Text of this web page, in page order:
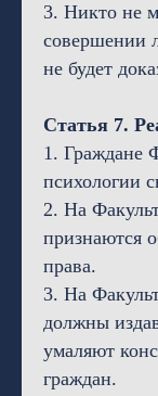
3. Никто не
совершении
не будет
Статья 7.
1. Граждане
психологии
2. На
признаются
права.
3. На
должны
умаляют
граждан.